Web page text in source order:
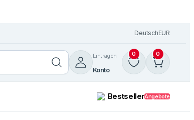
DeutschEUR
Eintragen
Konto
0 0
BestsellerAngebote